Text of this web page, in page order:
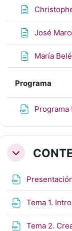
José
María
Programa
Colapsar
Tema 1.
Tema 2.